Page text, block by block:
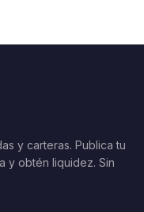
y carteras. Publica tu
y obtén liquidez. Sin